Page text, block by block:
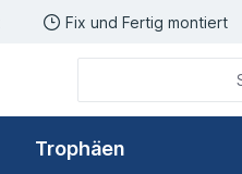
Fix und Fertig montiert
Trophäen